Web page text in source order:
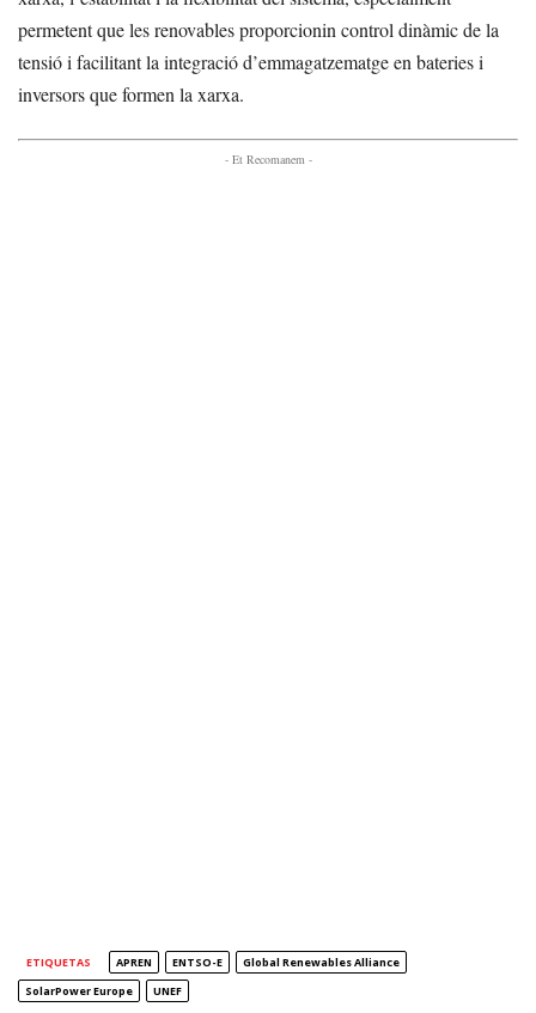
permetent que les renovables proporcionin control dinàmic de la
tensió i facilitant la integració d’emmagatzematge en bateries i
inversors que formen la xarxa.
- Et Recomanem -
ETIQUETAS APREN ENTSO-E
Global Renewables Alliance
SolarPower Europe
UNEF